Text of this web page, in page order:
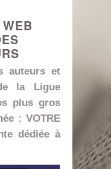
auteurs et
la Ligue
plus gros
: VOTRE
dédiée à